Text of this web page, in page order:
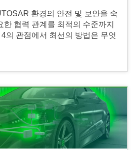
환경의 안전 및 보안을 숙
협력 관계를 최적의 수준까지
의 관점에서 최선의 방법은 무엇